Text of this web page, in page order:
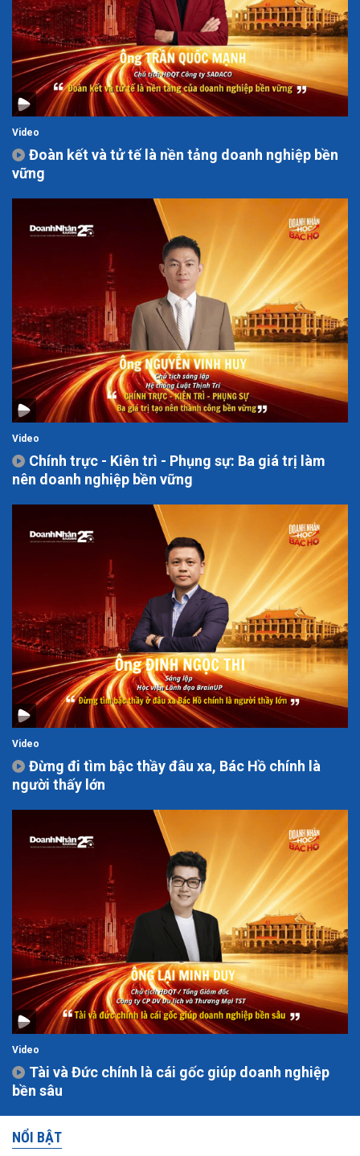
Video
Đoàn kết và tử tế là nền tảng doanh nghiệp bền
vững
Video
Chính trực - Kiên trì - Phụng sự: Ba giá trị làm
nên doanh nghiệp bền vững
Video
Đừng đi tìm bậc thầy đâu xa, Bác Hồ chính là
người thấy lớn
Video
Tài và Đức chính là cái gốc giúp doanh nghiệp
bền sâu
NỔI BẬT